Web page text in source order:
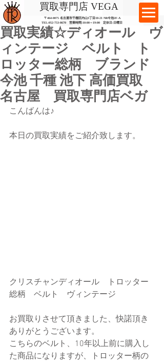
​買取専門店 VEGA
〒464-0075 名古屋市千種区内山3丁目10-21 ​ NR今池2F-A​
TEL:052-753-8670 営業時間:10:00～19:00​ 定休日:日曜日
買取実績☆ディオール ヴ
ィンテージ ベルト ト
ロッター総柄 ブランド
今池 千種 池下 高価買取
名古屋 買取専門店ベガ
こんばんは♪
本日の買取実績をご紹介致します。
クリスチャンディオール　トロッター
総柄　ベルト　ヴィンテージ
お買取りさせて頂きました、快諾頂き
ありがとうございます。
こちらのベルト、10年以上前に購入し
た商品になりますが、トロッター柄の